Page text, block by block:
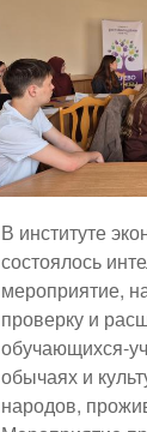
В институте
состоялось
мероприятие,
проверку и
обучающихся-
обычаях и
народов,